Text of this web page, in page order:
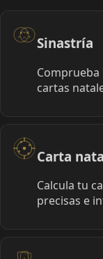
Sinastría
cartas
Carta
Calcula tu
precisas e